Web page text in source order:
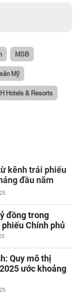
MSB
Mỹ
Hotels & Resorts
kênh trái phiếu
đầu năm
đồng trong
Chính phủ
Quy mô thị
ước khoảng